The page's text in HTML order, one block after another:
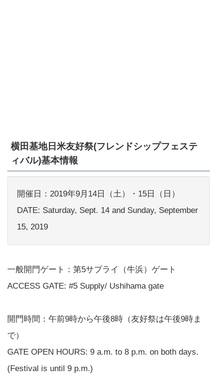
横田基地日米友好祭(フレンドシップフェステ
ィバル)基本情報
開催日：2019年9月14日（土）・15日（日）
DATE: Saturday, Sept. 14 and Sunday, September
15, 2019
一般開門ゲート：第5サプライ（牛浜）ゲート
ACCESS GATE: #5 Supply/ Ushihama gate
開門時間：午前9時から午後8時（友好祭は午後9時ま
で）
GATE OPEN HOURS: 9 a.m. to 8 p.m. on both days.
(Festival is until 9 p.m.)